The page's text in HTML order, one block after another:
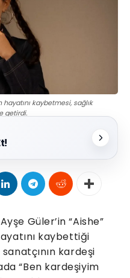
kaybetmesi, sağlık
getirdi.
Güler’in “Aishe”
kaybettiği
kardeşi
“Ben kardeşiyim